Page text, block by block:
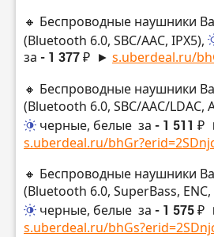
🔸 Беспроводные наушники
(Bluetooth 6.0, SBC/AAC, IPX5),
за - 1 377 ₽ ► s.uberdeal.ru/
🔸 Беспроводные наушники
(Bluetooth 6.0, SBC/AAC/LDAC,
черные, белые за - 1 511 ₽
s.uberdeal.ru/
🔸 Беспроводные наушники
(Bluetooth 6.0, SuperBass,
черные, белые за - 1 575 ₽
s.uberdeal.ru/